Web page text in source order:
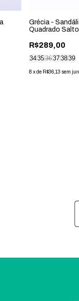
Grécia -
Quadrado
R$289,00
343536373839
8 xde R$36,13 sem